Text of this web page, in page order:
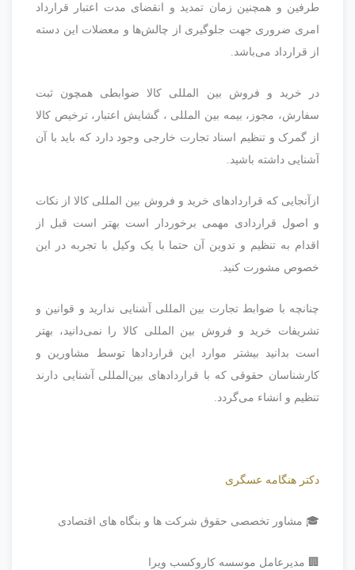
طرفین و همچنین زمان تمدید و انقضای مدت اعتبار قرارداد
امری ضروری جهت جلوگیری از چالش‌ها و معضلات این دسته
از قرارداد می‌باشد.
در خرید و فروش بین المللی کالا ضوابطی همچون ثبت
سفارش، مجوز، بیمه بین المللی ، گشایش اعتبار، ترخیص کالا
از گمرک و تنظیم اسناد تجارت خارجی وجود دارد که باید با آن
آشنایی داشته باشید.
ازآنجایی که قراردادهای خرید و فروش بین المللی کالا از نکات
و اصول قراردادی مهمی برخوردار است بهتر است قبل از
اقدام به تنظیم و تدوین آن حتما با یک وکیل با تجربه در این
خصوص مشورت کنید.
چنانچه با ضوابط تجارت بین المللی آشنایی ندارید و قوانین و
تشریفات خرید و فروش بین المللی کالا را نمی‌دانید، بهتر
است بدانید بیشتر موارد این قراردادها توسط مشاورین و
کارشناسان حقوقی که با قراردادهای بین‌المللی آشنایی دارند
تنظیم و انشاء می‌گردد.
دکتر هنگامه عسگری
🎓 مشاور تخصصی حقوق شرکت ها و بنگاه های اقتصادی
🏢 مدیرعامل موسسه کاروکسب ویرا